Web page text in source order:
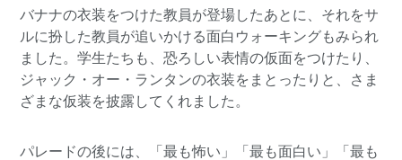
バナナの衣装をつけた教員が登場したあとに、それをサ
ルに扮した教員が追いかける面白ウォーキングもみられ
ました。学生たちも、恐ろしい表情の仮面をつけたり、
ジャック・オー・ランタンの衣装をまとったりと、さま
ざまな仮装を披露してくれました。
パレードの後には、「最も怖い」「最も面白い」「最も